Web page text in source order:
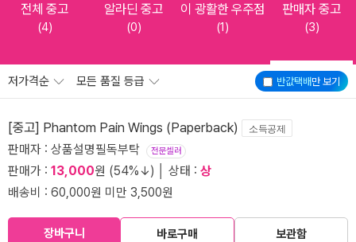
전체 중고
(4)
알라딘 중고
(0)
이 광활한 우주점
(1)
판매자 중고
(3)
반값택배만 보기
저가격순 모든 품질 등급
[중고] Phantom Pain Wings (Paperback) 소득공제
판매자 : 상품설명필독부탁 전문셀러
판매가 : 13,000원 (54%↓) │ 상태 : 상
배송비 : 60,000원 미만 3,500원
장바구니 바로구매 보관함